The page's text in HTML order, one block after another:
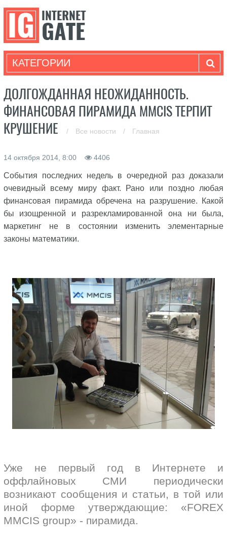
КАТЕГОРИИ
ДОЛГОЖДАННАЯ НЕОЖИДАННОСТЬ.
ФИНАНСОВАЯ ПИРАМИДА MMCIS ТЕРПИТ
КРУШЕНИЕ
/ Все новости / Главная
14 октября 2014, 8:00 4406
События последних недель в очередной раз доказали
очевидный всему миру факт. Рано или поздно любая
финансовая пирамида обречена на разрушение. Какой
бы изощренной и разрекламированной она ни была,
маркетинг не в состоянии изменить элементарные
законы математики.
Уже не первый год в Интернете и
оффлайновых СМИ периодически
возникают сообщения и статьи, в той или
иной форме утверждающие: «FOREX
MMCIS group» - пирамида.